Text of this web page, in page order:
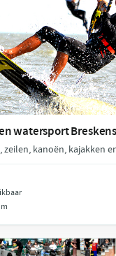
watersportBreskens
zeilen, kanoën, kajakken